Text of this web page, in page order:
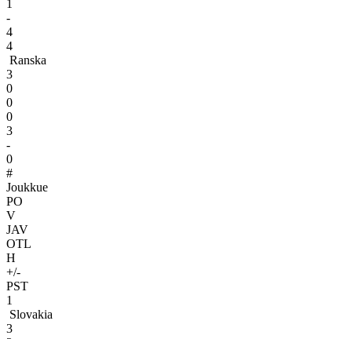
1
-
4
4
Ranska
3
0
0
0
3
-
0
#
Joukkue
PO
V
JAV
OTL
H
+/-
PST
1
Slovakia
3